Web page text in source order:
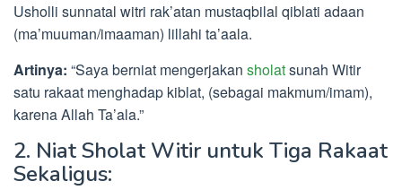
Usholli sunnatal witri rak’atan mustaqbilal qiblati adaan
(ma’muuman/imaaman) lillahi ta’aala.
Artinya: “Saya berniat mengerjakan sholatsunah Witir
satu rakaat menghadap kiblat, (sebagai makmum/imam),
karena Allah Ta’ala.”
2. Niat Sholat Witir untuk Tiga Rakaat
Sekaligus: